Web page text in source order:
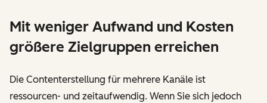
Mit weniger Aufwand und Kosten
größere Zielgruppen erreichen
Die Contenterstellung für mehrere Kanäle ist
ressourcen- und zeitaufwendig. Wenn Sie sich jedoch